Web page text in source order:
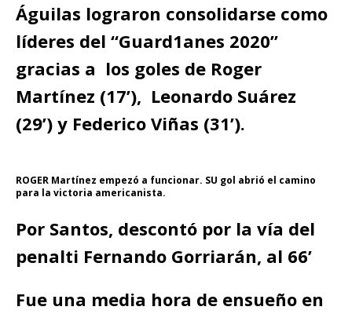
Águilas lograron consolidarse como
líderes del “Guard1anes 2020”
gracias a los goles de Roger
Martínez (17’), Leonardo Suárez
(29’) y Federico Viñas (31’).
ROGER Martínez empezó a funcionar. SU gol abrió el camino
para la victoria americanista.
Por Santos, descontó por la vía del
penalti Fernando Gorriarán, al 66’
Fue una media hora de ensueño en